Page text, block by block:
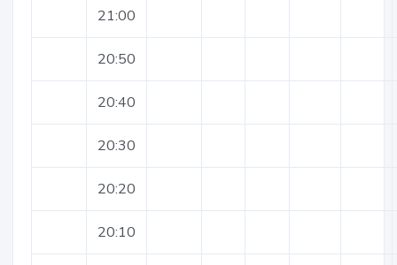
21:00
20:50
20:40
20:30
20:20
20:10